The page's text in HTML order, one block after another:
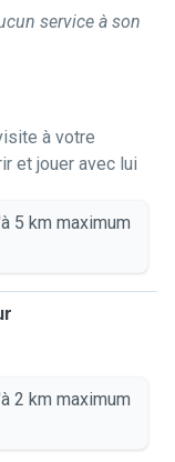
service à son
à votre
et jouer avec lui
5 km maximum
2 km maximum